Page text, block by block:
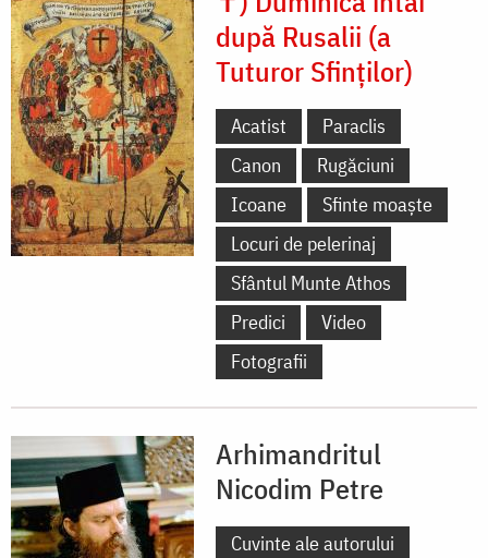
după Rusalii (a
Tuturor Sfinților)
Acatist
Paraclis
Canon
Rugăciuni
Icoane
Sfinte moaște
Locuri de pelerinaj
Sfântul Munte Athos
Predici
Video
Fotografii
Arhimandritul
Nicodim Petre
Cuvinte ale autorului